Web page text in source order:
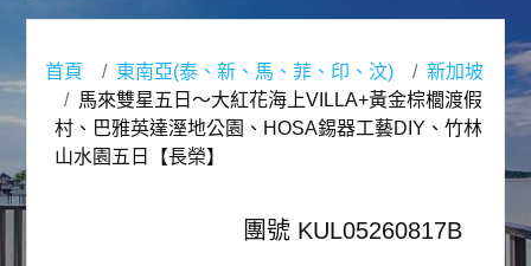
熱門韓國
超夯日本
悠遊美加
遊輪河輪
首頁 東南亞(泰、新、馬、菲、印、汶)
新加坡
馬來雙星五日～大紅花海上VILLA+黃金棕櫚渡假
村、巴雅英達溼地公園、HOSA錫器工藝DIY、竹林
山水園五日【長榮】
團號 KUL05260817B